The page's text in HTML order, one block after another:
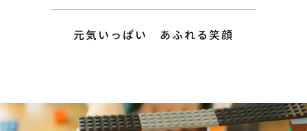
元気いっぱい あふれる笑顔